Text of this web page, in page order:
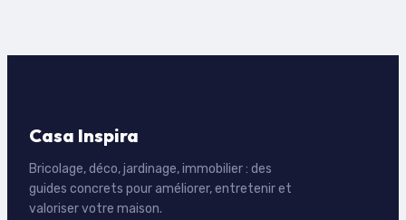
Casa Inspira
Bricolage, déco, jardinage, immobilier : des
guides concrets pour améliorer, entretenir et
valoriser votre maison.